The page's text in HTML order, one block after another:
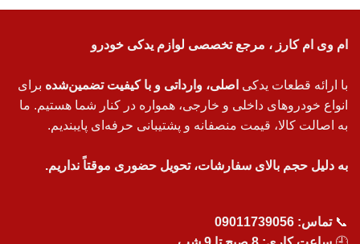
ام وی ام کارز ، مرجع تخصصی لوازم یدکی خودرو
با ارائه قطعات یدکی اصلی، وارداتی و با کیفیت تضمین‌شده برای
انواع خودروهای داخلی و خارجی، همواره در کنار شما هستیم. ما
به اصالت کالا، قیمت منصفانه و پشتیبانی حرفه‌ای پایبندیم.
به دلیل حجم بالای سفارشات، تحویل حضوری موقتاً نداریم.
📞تماس: 09011739056